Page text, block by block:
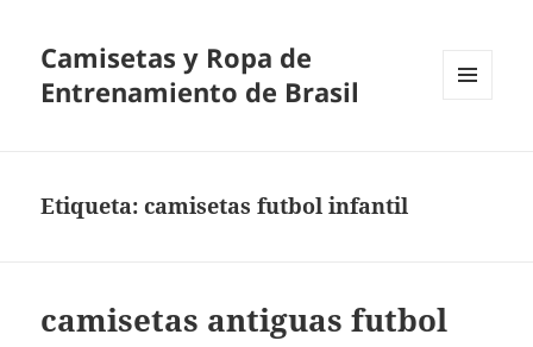
Camisetas y Ropa de
Entrenamiento de Brasil
Etiqueta:camisetas futbol infantil
camisetas antiguas futbol